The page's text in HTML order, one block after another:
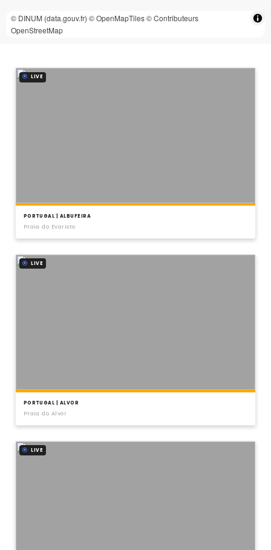
© DINUM (data.gouv.fr) © OpenMapTiles© Contributeurs
OpenStreetMap
LIVE
PORTUGAL | ALBUFEIRA
Praia do Evaristo
LIVE
PORTUGAL | ALVOR
Praia do Alvor
LIVE